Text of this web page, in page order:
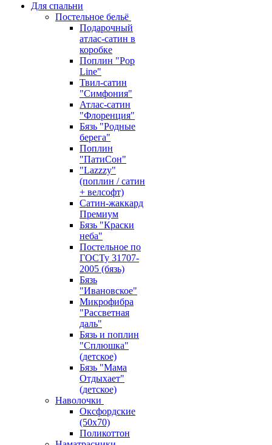
Для спальни
Постельное бельё
Подарочный
атлас-сатин в
коробке
Поплин "Pop
Line"
Твил-сатин
"Симфония"
Атлас-сатин
"Флоренция"
Бязь "Родные
берега"
Поплин
"ПатиСон"
"Lazzzy"
(поплин / сатин
+ велсофт)
Сатин-жаккард
Премиум
Бязь "Краски
неба"
Постельное по
ГОСТу 31707-
2005 (бязь)
Бязь
"Ивановское"
Микрофибра
"Рассветная
даль"
Бязь и поплин
"Сплюшка"
(детское)
Бязь "Мама
Отдыхает"
(детское)
Наволочки
Оксфордские
(50х70)
Поликоттон